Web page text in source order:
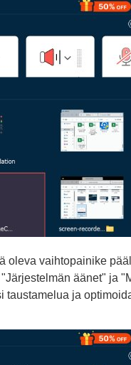
oleva vaihtopainike
äänet" ja
taustamelua ja